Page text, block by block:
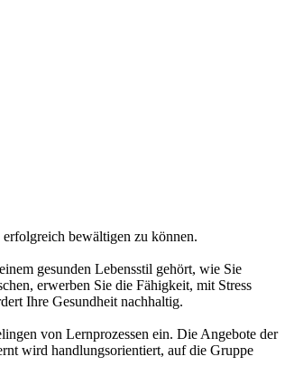
bewältigen zu können.
gesunden Lebensstil gehört, wie Sie
erwerben Sie die Fähigkeit, mit Stress
Ihre Gesundheit nachhaltig.
von Lernprozessen ein. Die Angebote der
wird handlungsorientiert, auf die Gruppe